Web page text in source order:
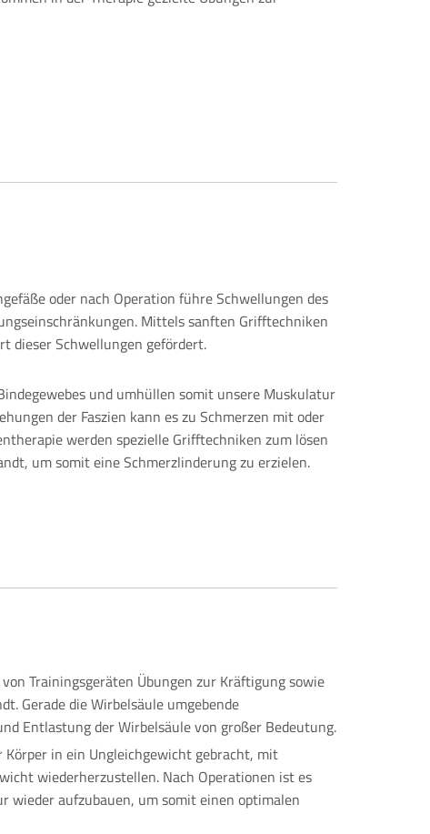
oder nach Operation führe Schwellungen des
Mittels sanften Grifftechniken
dieser Schwellungen gefördert.
und umhüllen somit unsere Muskulatur
der Faszien kann es zu Schmerzen mit oder
werden spezielle Grifftechniken zum lösen
um somit eine Schmerzlinderung zu erzielen.
Trainingsgeräten Übungen zur Kräftigung sowie
Gerade die Wirbelsäule umgebende
Entlastung der Wirbelsäule von großer Bedeutung.
in ein Ungleichgewicht gebracht, mit
wiederherzustellen. Nach Operationen ist es
wieder aufzubauen, um somit einen optimalen